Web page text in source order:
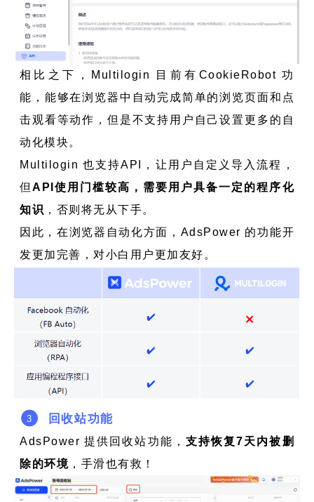
相比之下，Multilogin 目前有CookieRobot 功
能，能够在浏览器中自动完成简单的浏览页面和点
击观看等动作，但是不支持用户自己设置更多的自
动化模块。
Multilogin 也支持API，让用户自定义导入流程，
但API使用门槛较高，需要用户具备一定的程序化
知识 ，否则将无从下手。
因此，在浏览器自动化方面，AdsPower 的功能开
发更加完善，对小白用户更加友好。
3 回收站功能
AdsPower 提供回收站功能， 支持恢复7天内被删
除的环境 ，手滑也有救！